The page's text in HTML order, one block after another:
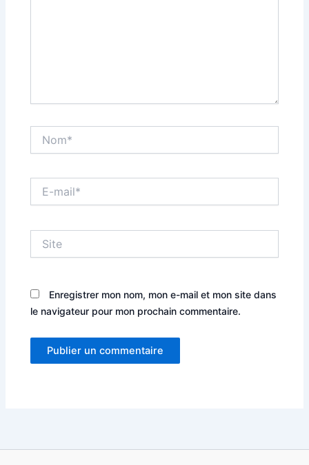
mail*
Enregistrer mon nom, mon e-mail et mon site dans
le navigateur pour mon prochain commentaire.